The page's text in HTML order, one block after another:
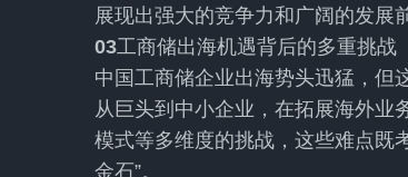
展现出强大的竞争力和广阔的发展
03工商储出海机遇背后的多重挑战
中国工商储企业出海势头迅猛，但
从巨头到中小企业，在拓展海外业
模式等多维度的挑战，这些难点既
金石”。